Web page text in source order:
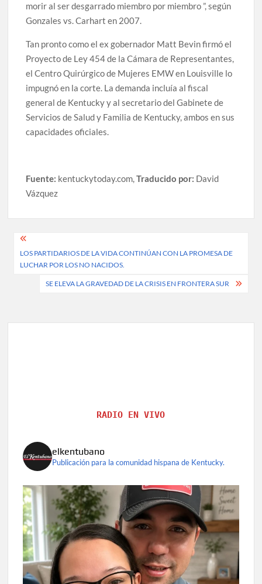
morir al ser desgarrado miembro por miembro ”, según
Gonzales vs. Carhart en 2007.
Tan pronto como el ex gobernador Matt Bevin firmó el
Proyecto de Ley 454 de la Cámara de Representantes,
el Centro Quirúrgico de Mujeres EMW en Louisville lo
impugnó en la corte. La demanda incluía al fiscal
general de Kentucky y al secretario del Gabinete de
Servicios de Salud y Familia de Kentucky, ambos en sus
capacidades oficiales.
Fuente: kentuckytoday.com,Traducido por: David
Vázquez
Post
navigation
LOS PARTIDARIOS DE LA VIDA CONTINÚAN CON LA PROMESA DE
LUCHAR POR LOS NO NACIDOS.
SE ELEVA LA GRAVEDAD DE LA CRISIS EN FRONTERA SUR
RADIO EN VIVO
elkentubano
Publicación para la comunidad hispana de Kentucky.